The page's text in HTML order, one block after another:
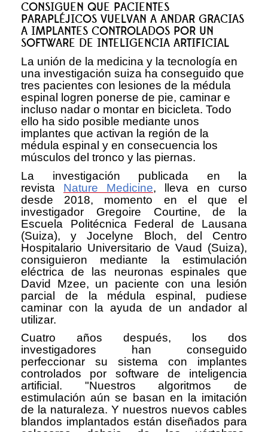
CONSIGUEN QUE PACIENTES
PARAPLÉJICOS VUELVAN A ANDAR GRACIAS
A IMPLANTES CONTROLADOS POR UN
SOFTWARE DE INTELIGENCIA ARTIFICIAL
La unión de la medicina y la tecnología en
una investigación suiza ha conseguido que
tres pacientes con lesiones de la médula
espinal logren ponerse de pie, caminar e
incluso nadar o montar en bicicleta. Todo
ello ha sido posible mediante unos
implantes que activan la región de la
médula espinal y en consecuencia los
músculos del tronco y las piernas.
La investigación publicada en la
revista Nature Medicine, lleva en curso
desde 2018, momento en el que el
investigador Gregoire Courtine, de la
Escuela Politécnica Federal de Lausana
(Suiza), y Jocelyne Bloch, del Centro
Hospitalario Universitario de Vaud (Suiza),
consiguieron mediante la estimulación
eléctrica de las neuronas espinales que
David Mzee, un paciente con una lesión
parcial de la médula espinal, pudiese
caminar con la ayuda de un andador al
utilizar.
Cuatro años después, los dos
investigadores han conseguido
perfeccionar su sistema con implantes
controlados por software de inteligencia
artificial. "Nuestros algoritmos de
estimulación aún se basan en la imitación
de la naturaleza. Y nuestros nuevos cables
blandos implantados están diseñados para